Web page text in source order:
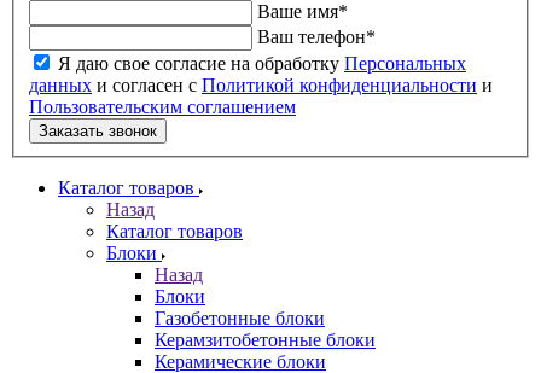
Ваше имя*
Ваш телефон*
Я даю свое согласие на обработку Персональных
данных и согласен с Политикой конфиденциальности и
Пользовательским соглашением
Заказать звонок
Каталог товаров
Назад
Каталог товаров
Блоки
Назад
Блоки
Газобетонные блоки
Керамзитобетонные блоки
Керамические блоки